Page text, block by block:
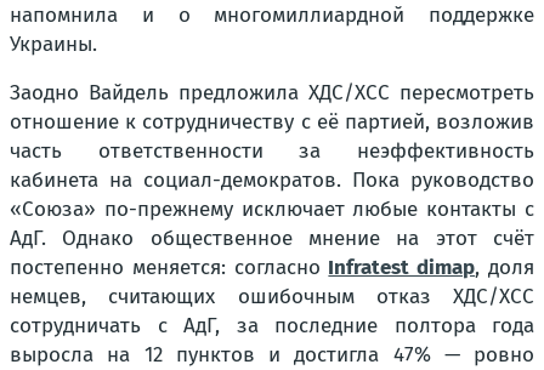
напомнила и о многомиллиардной поддержке
Украины.
Заодно Вайдель предложила ХДС/ХСС пересмотреть
отношение к сотрудничеству с её партией, возложив
часть ответственности за неэффективность
кабинета на социал-демократов. Пока руководство
«Союза» по-прежнему исключает любые контакты с
АдГ. Однако общественное мнение на этот счёт
постепенно меняется: согласно Infratest dimap, доля
немцев, считающих ошибочным отказ ХДС/ХСС
сотрудничать с АдГ, за последние полтора года
выросла на 12 пунктов и достигла 47% — ровно